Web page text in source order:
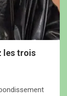
les trois